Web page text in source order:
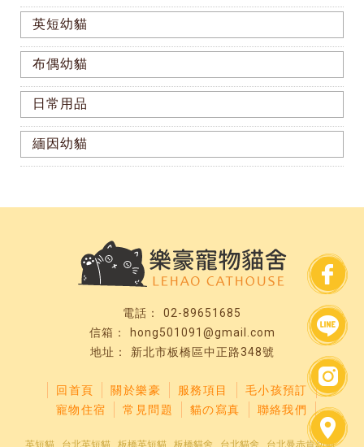
英短幼貓
布偶幼貓
日常用品
緬因幼貓
02-89651685
hong501091@gmail.com
新北市板橋區中正路348號
回首頁 關於樂豪 服務項目
毛小孩預訂
寵物住宿
常見問題 貓の寫真 聯絡我們
英短貓 台北英短貓 板橋英短貓 板橋貓舍 台北貓舍 台北曼赤肯幼貓